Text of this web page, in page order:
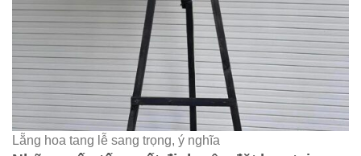
Lẵng hoa tang lễ sang trọng, ý nghĩa